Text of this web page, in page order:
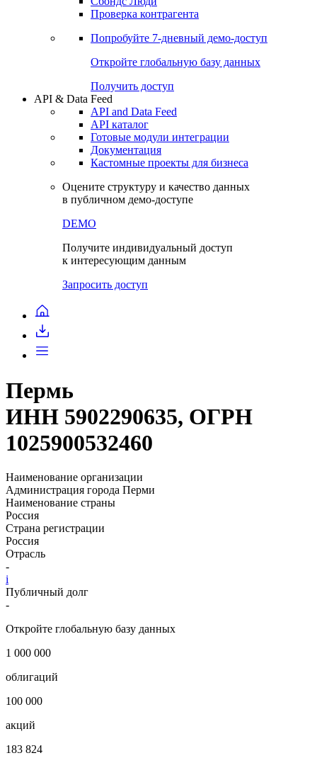
Проверка контрагента
Попробуйте 7-дневный демо-доступ
Откройте глобальную базу данных
Получить доступ
API & Data Feed
API and Data Feed
API каталог
Готовые модули интеграции
Документация
Кастомные проекты для бизнеса
Оцените структуру и качество данных
в публичном демо-доступе
DEMO
Получите индивидуальный доступ
к интересующим данным
Запросить доступ
Пермь
ИНН 5902290635, ОГРН
1025900532460
Наименование организации
Администрация города Перми
Наименование страны
Россия
Страна регистрации
Россия
Отрасль
-
i
Публичный долг
-
Откройте глобальную базу данных
1 000 000
облигаций
100 000
акций
183 824